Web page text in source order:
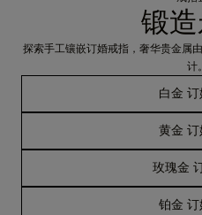
锻
探索手工镶嵌订婚戒指，奢华贵金属
计。
白
黄
玫
铂